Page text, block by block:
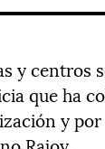
y centros
que ha
y